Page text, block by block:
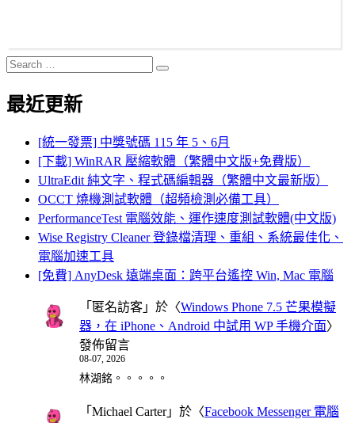
Search
for:
Search
最近更新
[統一發票] 中獎號碼 115 年 5、6月
[下載] WinRAR 壓縮軟體（繁體中文版+免費版）
UltraEdit 純文字、程式碼編輯器（繁體中文最新版）
OCCT 燒機測試軟體（超頻檢測必備工具）
PerformanceTest 電腦效能、運作速度測試軟體(中文版)
Wise Registry Cleaner 登錄檔清理、重組、系統最佳化、
電腦加速工具
[免費] AnyDesk 遠端桌面：跨平台遙控 Win, Mac 電腦
「 匿名訪客 」於〈Windows Phone 7.5 芒果模擬
器，在 iPhone、Android 中試用 WP 手機介面〉
發佈留言
08-07, 2026
林湖銘。。。。。
「 Michael Carter」於〈Facebook Messenger 電腦